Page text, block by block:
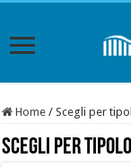
Home / Scegli per
Scegli per